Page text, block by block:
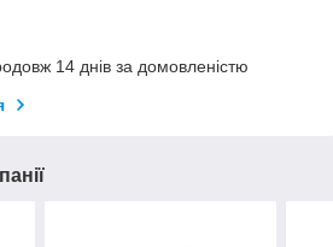
14 днів за домовленістю